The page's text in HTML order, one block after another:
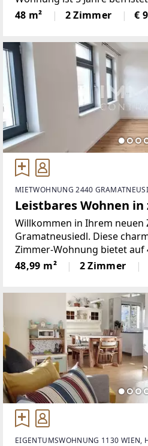
Gaskonvektor
Vorraum, * Wohnzimmer
48 m² 2 Zimmer €
MIETWOHNUNG 2440
Leistbares Wohnen
Willkommen in Ihrem neuen
Gramatneusiedl. Diese
Zimmer-Wohnung bietet auf
perfektes Ambiente für
auf Komfort und eine
48,99 m² 2 Zimmer
EIGENTUMSWOHNUNG 1130 WIEN,